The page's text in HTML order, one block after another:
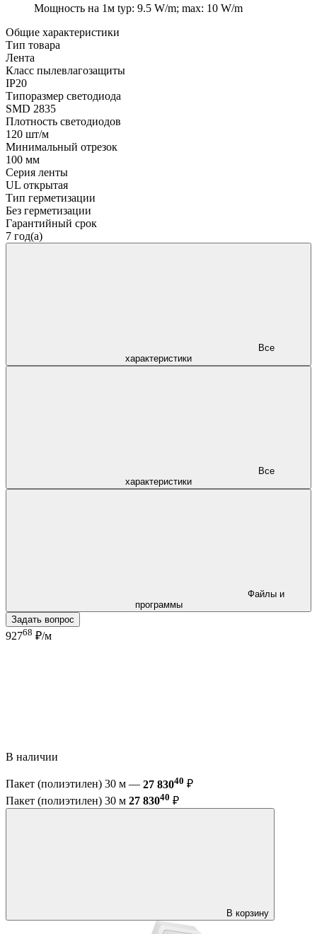
Мощность на 1м typ: 9.5 W/m; max: 10 W/m
Общие характеристики
Тип товара
Лента
Класс пылевлагозащиты
IP20
Типоразмер светодиода
SMD 2835
Плотность светодиодов
120 шт/м
Минимальный отрезок
100 мм
Серия ленты
UL открытая
Тип герметизации
Без герметизации
Гарантийный срок
7 год(а)
характеристики
характеристики
программы
Задать вопрос
92768 ₽/м
В наличии
Пакет (полиэтилен) 30 м — 27 83040 ₽
Пакет (полиэтилен) 30 м 27 83040 ₽
В корзину